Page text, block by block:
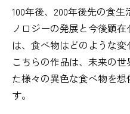
100年後、200年後先の食
ノロジーの発展と今後顕
は、食べ物はどのような変
こちらの作品は、未来の
た様々の異色な食べ物を
す。